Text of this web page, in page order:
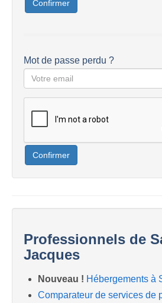
Confirmer
Mot de passe perdu ?
Confirmer
Professionnels de
Jacques
Nouveau ! Hébergements à
Comparateur de services de